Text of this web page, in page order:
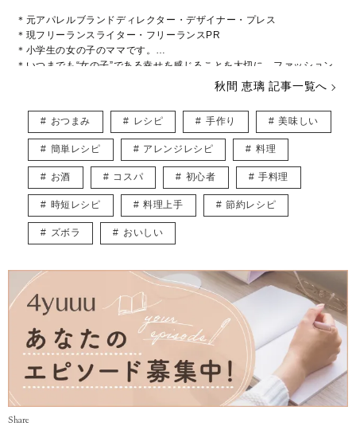
＊元アパレルブランドディレクター・デザイナー・プレス
＊現フリーランスライター・フリーランスPR
＊小学生の女の子のママです。
＊いつまでも“女の子”である幸せを感じることを大切に、ファッション
や美容などに関心をもって日々過ごしております♡
インスタグラム* @eriusa0325https://instagram.com/eriusa0325/
メール* eriusa0325@gmail.com
(コンタクトはインスタグラムのDM、メールアドレスへお願いいたしま
※恐れ入りますが、商品に関してのご質問にはお答えしかねます。
秋間 恵璃 記事一覧へ
おつまみ レシピ 手作り 美味しい
簡単レシピ アレンジレシピ 料理
お酒 コスパ 初心者 手料理
時短レシピ 料理上手 節約レシピ
ズボラ おいしい
Share